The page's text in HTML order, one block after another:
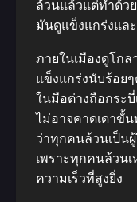
ล้วนแล้วแต่ทำด้ว
มันดูแข็งแกร่งแล
ภายในเมืองดูโก
แข็งแกร่งนับร้อย
ในมือต่างถือกระ
ไม่อาจคาดเดาขั้น
ว่าทุกคนล้วนเป็น
เพราะทุกคนล้วน
ความเร็วที่สูงยิ่ง